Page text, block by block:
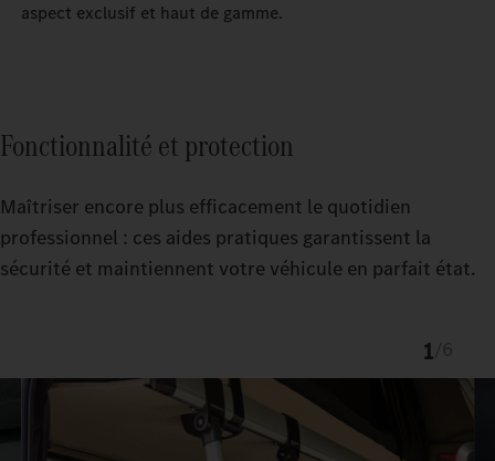
aspect exclusif et haut de gamme.
Fonctionnalité et protection
Maîtriser encore plus efficacement le quotidien
professionnel : ces aides pratiques garantissent la
sécurité et maintiennent votre véhicule en parfait état.
1